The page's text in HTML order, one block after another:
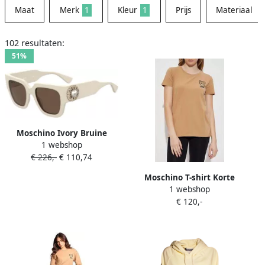
Maat Merk 1 Kleur 1 Prijs Materiaal
102 resultaten:
51%
Moschino Ivory Bruine
Zonnebril Mos153 S Szj(70)
White Unisex
1 webshop
€ 226,- € 110,74
Moschino T-shirt Korte
Mouw
1 webshop
€ 120,-